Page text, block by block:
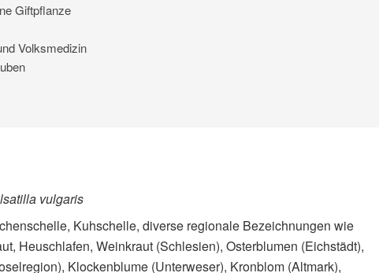
Giftpflanze
Volksmedizin
vulgaris
Kuhschelle, diverse regionale Bezeichnungen wie
Heuschlafen, Weinkraut (Schlesien), Osterblumen (Eichstädt),
Klockenblume (Unterweser), Kronblom (Altmark),